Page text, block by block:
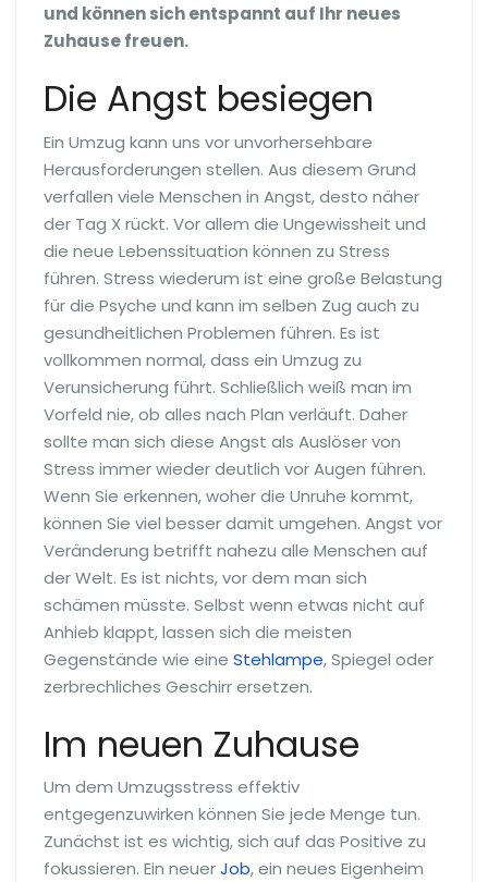
und können sich entspannt auf Ihr neues
Zuhause freuen.
Die Angst besiegen
Ein Umzug kann uns vor unvorhersehbare
Herausforderungen stellen. Aus diesem Grund
verfallen viele Menschen in Angst, desto näher
der Tag X rückt. Vor allem die Ungewissheit und
die neue Lebenssituation können zu Stress
führen. Stress wiederum ist eine große Belastung
für die Psyche und kann im selben Zug auch zu
gesundheitlichen Problemen führen. Es ist
vollkommen normal, dass ein Umzug zu
Verunsicherung führt. Schließlich weiß man im
Vorfeld nie, ob alles nach Plan verläuft. Daher
sollte man sich diese Angst als Auslöser von
Stress immer wieder deutlich vor Augen führen.
Wenn Sie erkennen, woher die Unruhe kommt,
können Sie viel besser damit umgehen. Angst vor
Veränderung betrifft nahezu alle Menschen auf
der Welt. Es ist nichts, vor dem man sich
schämen müsste. Selbst wenn etwas nicht auf
Anhieb klappt, lassen sich die meisten
Gegenstände wie eine Stehlampe, Spiegel oder
zerbrechliches Geschirr ersetzen.
Im neuen Zuhause
Um dem Umzugsstress effektiv
entgegenzuwirken können Sie jede Menge tun.
Zunächst ist es wichtig, sich auf das Positive zu
fokussieren. Ein neuerJob, ein neues Eigenheim